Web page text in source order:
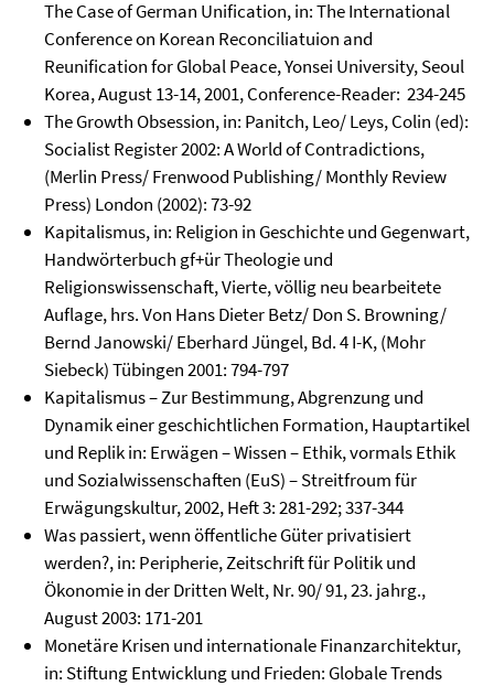
The Case of German Unification, in: The International
Conference on Korean Reconciliatuion and
Reunification for Global Peace, Yonsei University, Seoul
Korea, August 13-14, 2001, Conference-Reader: 234-245
The Growth Obsession, in: Panitch, Leo/ Leys, Colin (ed):
Socialist Register 2002: A World of Contradictions,
(Merlin Press/ Frenwood Publishing/ Monthly Review
Press) London (2002): 73-92
Kapitalismus, in: Religion in Geschichte und Gegenwart,
Handwörterbuch gf+ür Theologie und
Religionswissenschaft, Vierte, völlig neu bearbeitete
Auflage, hrs. Von Hans Dieter Betz/ Don S. Browning/
Bernd Janowski/ Eberhard Jüngel, Bd. 4 I-K, (Mohr
Siebeck) Tübingen 2001: 794-797
Kapitalismus – Zur Bestimmung, Abgrenzung und
Dynamik einer geschichtlichen Formation, Hauptartikel
und Replik in: Erwägen – Wissen – Ethik, vormals Ethik
und Sozialwissenschaften (EuS) – Streitfroum für
Erwägungskultur, 2002, Heft 3: 281-292; 337-344
Was passiert, wenn öffentliche Güter privatisiert
werden?, in: Peripherie, Zeitschrift für Politik und
Ökonomie in der Dritten Welt, Nr. 90/ 91, 23. jahrg.,
August 2003: 171-201
Monetäre Krisen und internationale Finanzarchitektur,
in: Stiftung Entwicklung und Frieden: Globale Trends